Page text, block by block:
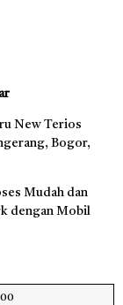
New Terios
Bogor,
Mudah dan
dengan Mobil